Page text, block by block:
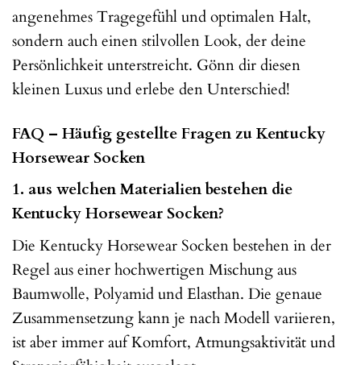
angenehmes Tragegefühl und optimalen Halt,
sondern auch einen stilvollen Look, der deine
Persönlichkeit unterstreicht. Gönn dir diesen
kleinen Luxus und erlebe den Unterschied!
FAQ – Häufig gestellte Fragen zu Kentucky
Horsewear Socken
1. aus welchen Materialien bestehen die
Kentucky Horsewear Socken?
Die Kentucky Horsewear Socken bestehen in der
Regel aus einer hochwertigen Mischung aus
Baumwolle, Polyamid und Elasthan. Die genaue
Zusammensetzung kann je nach Modell variieren,
ist aber immer auf Komfort, Atmungsaktivität und